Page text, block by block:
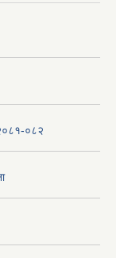
२०८१-०८२